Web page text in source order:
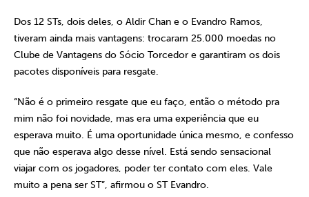
Dos 12 STs, dois deles, o Aldir Chan e o Evandro Ramos,
tiveram ainda mais vantagens: trocaram 25.000 moedas no
Clube de Vantagens do Sócio Torcedor e garantiram os dois
pacotes disponíveis para resgate.
“Não é o primeiro resgate que eu faço, então o método pra
mim não foi novidade, mas era uma experiência que eu
esperava muito. É uma oportunidade única mesmo, e confesso
que não esperava algo desse nível. Está sendo sensacional
viajar com os jogadores, poder ter contato com eles. Vale
muito a pena ser ST”, afirmou o ST Evandro.